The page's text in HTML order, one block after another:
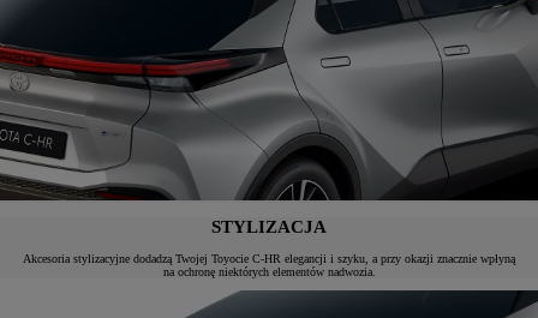
STYLIZACJA
Akcesoria stylizacyjne dodadzą Twojej Toyocie C-HR elegancji i szyku, a przy okazji znacznie wpłyną
na ochronę niektórych elementów nadwozia.